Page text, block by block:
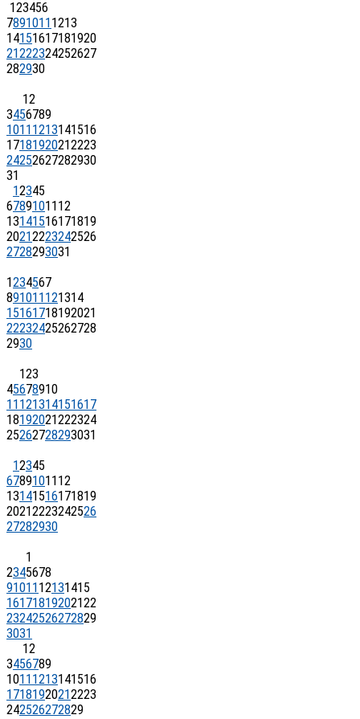
123456
7891011 1213
14151617181920
21222324252627
282930
12
3456789
1011 1213141516
17181920212223
24252627282930
31
12345
67891011 12
13141516171819
20212223242526
2728293031
1234567
891011 121314
15161718192021
22232425262728
2930
123
45678910
11 121314151617
18192021222324
25262728293031
12345
67891011 12
13141516171819
20212223242526
27282930
1
2345678
91011 12131415
16171819202122
23242526272829
3031
12
3456789
1011 1213141516
17181920212223
242526272829